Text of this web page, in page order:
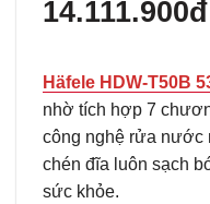
14.111.900đ
Häfele HDW-T50B
nhờ tích hợp 7
công nghệ rửa nước
chén đĩa luôn sạch
sức khỏe.